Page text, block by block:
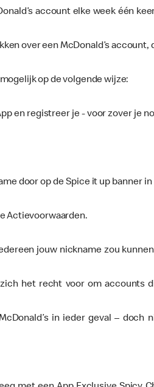
account elke week één
over een McDonald’s
op de volgende wijze:
en registreer je - voor zover je
door op de Spice it up banner
Actievoorwaarden.
jouw nickname zou
zich het recht voor om accounts
in ieder geval –